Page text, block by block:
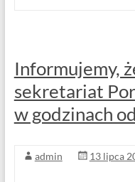
Informujemy,
sekretariat
w godzinach
admin 13 lipca